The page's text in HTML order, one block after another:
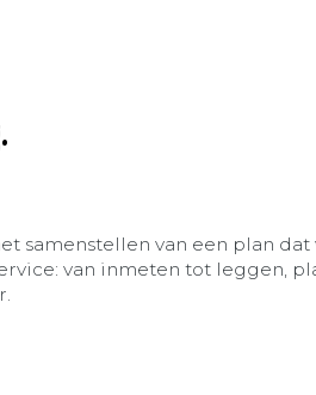
samenstellen van een plan
van inmeten tot leggen,